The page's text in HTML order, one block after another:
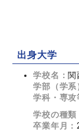
出身大学
学校名： 関
学部（学系
学科・専攻
学校の種類
卒業年月：